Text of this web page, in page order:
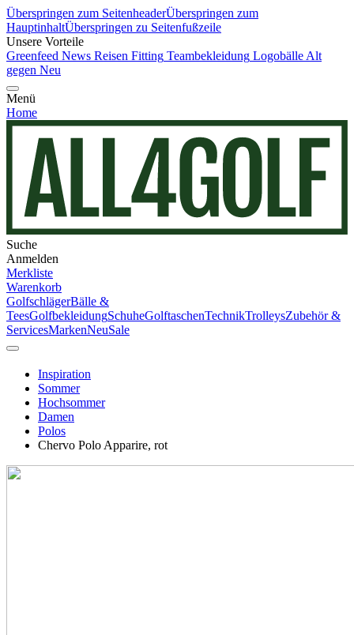
Überspringen zum SeitenheaderÜberspringen zum
HauptinhaltÜberspringen zu Seitenfußzeile
Unsere Vorteile
Greenfeed News Reisen Fitting Teambekleidung Logobälle Alt
gegen Neu
Menü
Home
Suche
Anmelden
Merkliste
Warenkorb
GolfschlägerBälle &
TeesGolfbekleidungSchuheGolftaschenTechnikTrolleysZubehör &
ServicesMarkenNeuSale
Inspiration
Sommer
Hochsommer
Damen
Polos
Chervo Polo Apparire, rot